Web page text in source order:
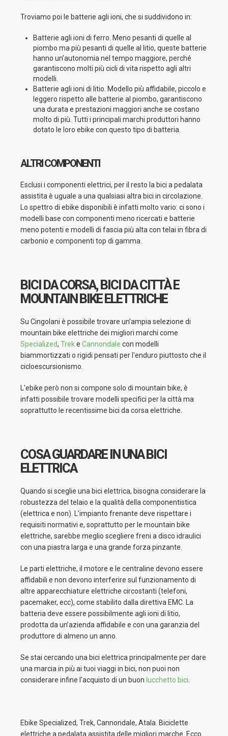
Troviamo poi le batterie agli ioni, che si suddividono in:
Batterie agli ioni di ferro. Meno pesanti di quelle al
piombo ma più pesanti di quelle al litio, queste batterie
hanno un’autonomia nel tempo maggiore, perché
garantiscono molti più cicli di vita rispetto agli altri
modelli.
Batterie agli ioni di litio. Modello più affidabile, piccolo e
leggero rispetto alle batterie al piombo, garantiscono
una durata e prestazioni maggiori anche se costano
molto di più. Tutti i principali marchi produttori hanno
dotato le loro ebike con questo tipo di batteria.
ALTRI COMPONENTI
Esclusi i componenti elettrici, per il resto la bici a pedalata
assistita è uguale a una qualsiasi altra bici in circolazione.
Lo spettro di ebike disponibili è infatti molto vario: ci sono i
modelli base con componenti meno ricercati e batterie
meno potenti e modelli di fascia più alta con telai in fibra di
carbonio e componenti top di gamma.
BICI DA CORSA, BICI DA CITTÀ E
MOUNTAIN BIKE ELETTRICHE
Su Cingolani è possibile trovare un'ampia selezione di
mountain bike elettriche dei migliori marchi come
Specialized, Treke Cannondale con modelli
biammortizzati o rigidi pensati per l'enduro piuttosto che il
cicloescursionismo.
L'ebike però non si compone solo di mountain bike, è
infatti possibile trovare modelli specifici per la città ma
soprattutto le recentissime bici da corsa elettriche.
COSA GUARDARE IN UNA BICI
ELETTRICA
Quando si sceglie una bici elettrica, bisogna considerare la
robustezza del telaio e la qualità della componentistica
(elettrica e non). L’impianto frenante deve rispettare i
requisiti normativi e, soprattutto per le mountain bike
elettriche, sarebbe meglio scegliere freni a disco idraulici
con una piastra larga e una grande forza pinzante.
Le parti elettriche, il motore e le centraline devono essere
affidabili e non devono interferire sul funzionamento di
altre apparecchiature elettriche circostanti (telefoni,
pacemaker, ecc), come stabilito dalla direttiva EMC. La
batteria deve essere possibilmente agli ioni di litio,
prodotta da un’azienda affidabile e con una garanzia del
produttore di almeno un anno.
Se stai cercando una bici elettrica principalmente per dare
una marcia in più ai tuoi viaggi in bici, non puoi non
considerare infine l'acquisto di un buon lucchetto bici
Ebike Specialized, Trek, Cannondale, Atala. Biciclette
elettriche a pedalata assistita delle migliori marche. Ecco